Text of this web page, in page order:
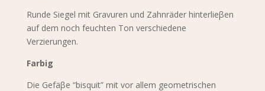
Runde Siegel mit Gravuren und Zahnräder hinterlieβen
auf dem noch feuchten Ton verschiedene
Verzierungen.
Farbig
Die Gefäβe “bisquit” mit vor allem geometrischen